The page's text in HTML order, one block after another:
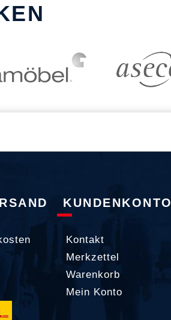
KUNDENKONTO
Kontakt
Merkzettel
Warenkorb
Mein Konto